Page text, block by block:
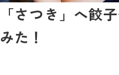
さつき」へ餃
た！
市民ライター
おすすめ！餃